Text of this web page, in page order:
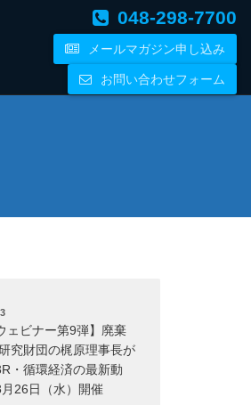
048-298-7700
メールマガジン申し込み
お問い合わせフォーム
ェビナー第9弾】廃棄
究財団の梶原理事長が
・循環経済の最新動
26日（水）開催